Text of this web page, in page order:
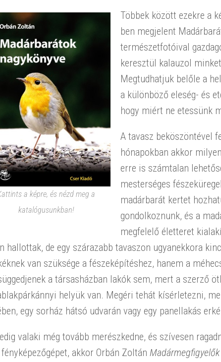
a képre, és nézd meg a
katalógusunkban!
Többek között ezekre a
ben megjelent
természetfotóival
keresztül kalauzol
Megtudhatjuk belőle a
a különböző eleség- és
hogy miért ne etessünk
A tavasz beköszöntével
hónapokban akkor
erre is számtalan
mesterséges
madárbarát kertet
gondolkoznunk, és a
megfelelő életteret
hallottak, de egy szárazabb tavaszon ugyanekkora
van szüksége a fészeképítéshez, hanem a
a társasházban lakók sem, mert a szerző
helyük van. Megéri tehát kísérletezni,
egy sorház hátsó udvarán vagy egy panellakás
valaki még tovább merészkedne, és szívesen
akkor Orbán Zoltán